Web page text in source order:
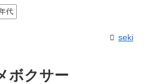
代
seki
ボクサー